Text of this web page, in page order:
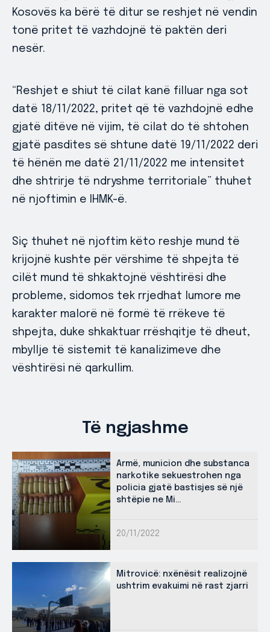
Kosovës ka bërë të ditur se reshjet në vendin
tonë pritet të vazhdojnë të paktën deri
nesër.
“Reshjet e shiut të cilat kanë filluar nga sot
datë 18/11/2022, pritet që të vazhdojnë edhe
gjatë ditëve në vijim, të cilat do të shtohen
gjatë pasdites së shtune datë 19/11/2022 deri
të hënën me datë 21/11/2022 me intensitet
dhe shtrirje të ndryshme territoriale” thuhet
në njoftimin e IHMK-ë.
Siç thuhet në njoftim këto reshje mund të
krijojnë kushte për vërshime të shpejta të
cilët mund të shkaktojnë vështirësi dhe
probleme, sidomos tek rrjedhat lumore me
karakter malorë në formë të rrëkeve të
shpejta, duke shkaktuar rrëshqitje të dheut,
mbyllje të sistemit të kanalizimeve dhe
vështirësi në qarkullim.
Të ngjashme
Armë, municion dhe substanca
narkotike sekuestrohen nga
policia gjatë bastisjes së një
shtëpie ne Mi...
20/11/2022
Mitrovicë: nxënësit realizojnë
ushtrim evakuimi në rast zjarri